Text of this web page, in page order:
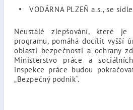
VODÁRNA PLZEŇ a.s., se
Neustálé zlepšování, které je
programu, pomáhá docílit vyšší
oblasti bezpečnosti a ochrany
Ministerstvo práce a
inspekce práce budou
„Bezpečný podnik“.